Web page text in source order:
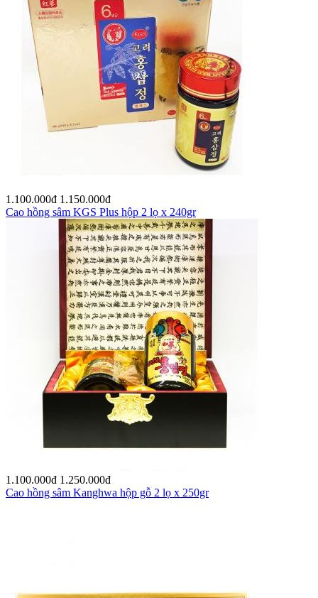
1.100.000đ 1.150.000đ
Cao hồng sâm KGS Plus hộp 2 lọ x 240gr
1.100.000đ 1.250.000đ
Cao hồng sâm Kanghwa hộp gỗ 2 lọ x 250gr